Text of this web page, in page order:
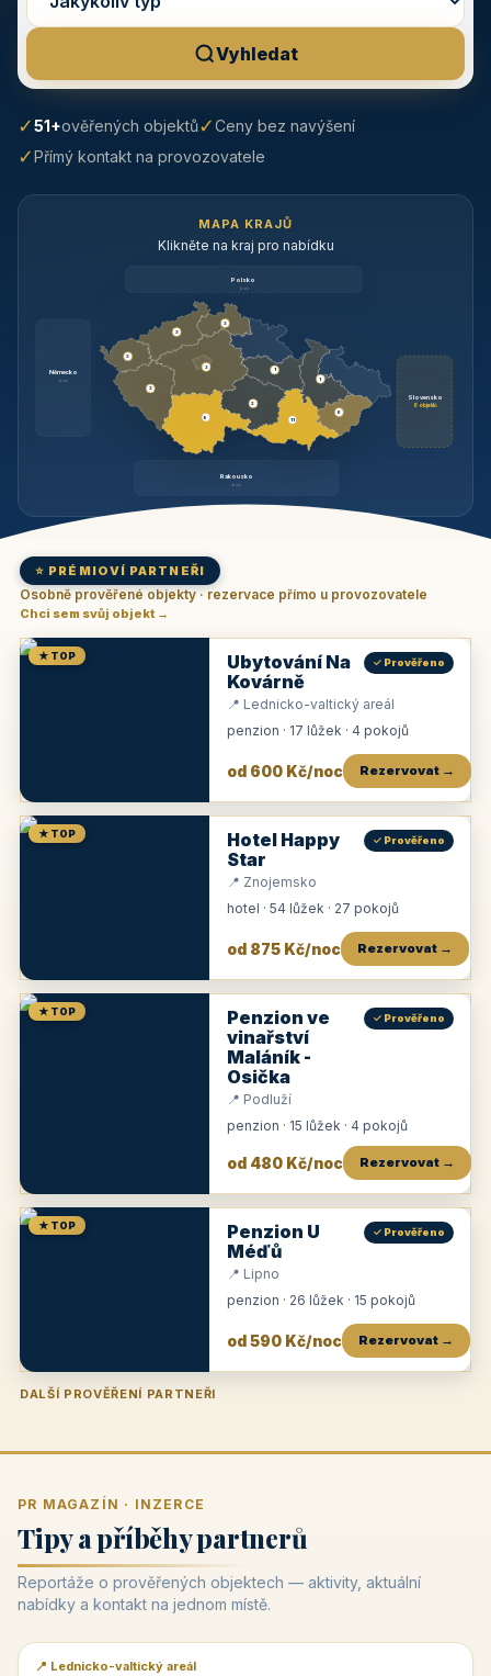
Vyhledat
✓51+ověřených objektů✓Ceny bez navýšení
✓Přímý kontakt na provozovatele
MAPA KRAJŮ
Klikněte na kraj pro nabídku
Polsko
brzy
Německo
brzy
Slovensko
6 objektů
Rakousko
brzy
3
9
3
3
3
3
1
2
11
1
6
⭐ PRÉMIOVÍ PARTNEŘI
Osobně prověřené objekty · rezervace přímo u provozovatele
Chci sem svůj objekt →
★ TOP
Ubytování Na
Kovárně
✓ Prověřeno
📍 Lednicko-valtický areál
penzion · 17 lůžek · 4 pokojů
od 600 Kč/noc Rezervovat →
★ TOP
Hotel Happy
Star
✓ Prověřeno
📍 Znojemsko
hotel · 54 lůžek · 27 pokojů
od 875 Kč/noc Rezervovat →
★ TOP
Penzion ve
vinařství
Maláník -
Osička
✓ Prověřeno
📍 Podluží
penzion · 15 lůžek · 4 pokojů
od 480 Kč/noc Rezervovat →
★ TOP
Penzion U
Méďů
✓ Prověřeno
📍 Lipno
penzion · 26 lůžek · 15 pokojů
od 590 Kč/noc Rezervovat →
DALŠÍ PROVĚŘENÍ PARTNEŘI
Penzion U Zámku Pension Faber
PR MAGAZÍN · INZERCE
Tipy a příběhy partnerů
Reportáže o prověřených objektech — aktivity, aktuální
nabídky a kontakt na jednom místě.
📰 PR článek
📍 Lednicko-valtický areál